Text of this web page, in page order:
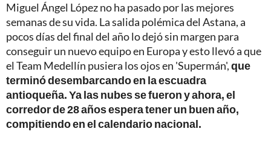
Miguel Ángel López no ha pasado por las mejores
semanas de su vida. La salida polémica del Astana, a
pocos días del final del año lo dejó sin margen para
conseguir un nuevo equipo en Europa y esto llevó a que
el Team Medellín pusiera los ojos en 'Supermán',que
terminó desembarcando en la escuadra
antioqueña. Ya las nubes se fueron y ahora, el
corredor de 28 años espera tener un buen año,
compitiendo en el calendario nacional.